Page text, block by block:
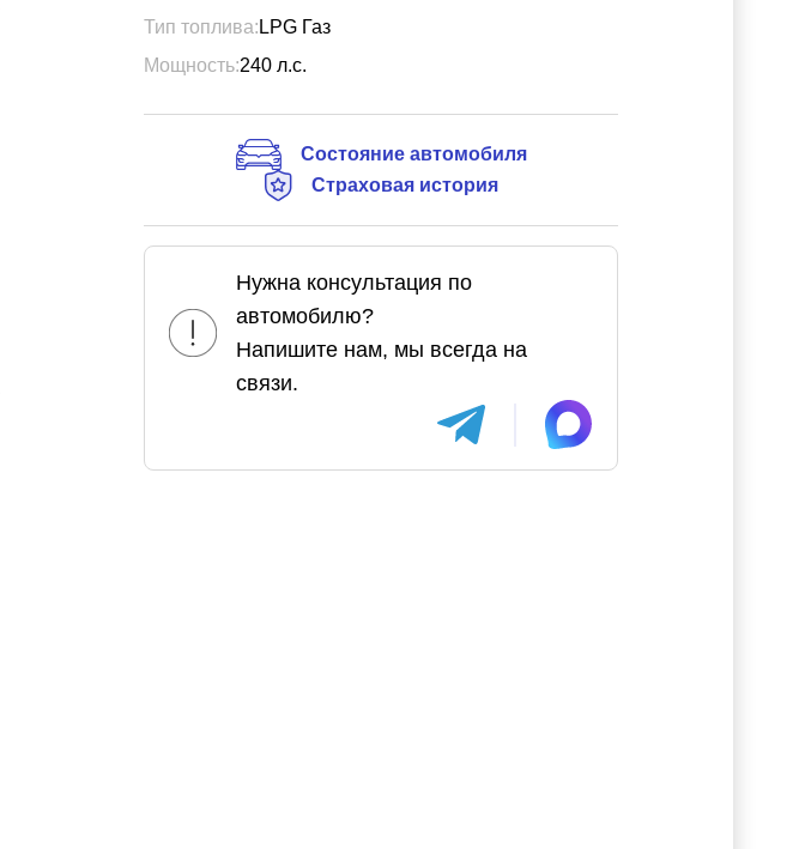
Тип топлива: LPG Газ
Мощность:240 л.с.
Состояние автомобиля
Страховая история
Нужна консультация по
автомобилю?
Напишите нам, мы всегда на
связи.